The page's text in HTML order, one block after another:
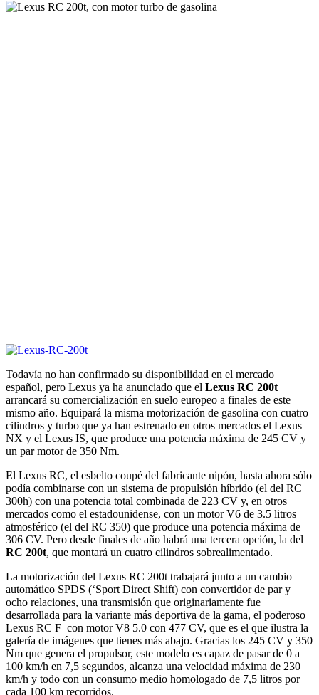
Todavía no han confirmado su disponibilidad en el mercado
español, pero Lexus ya ha anunciado que el Lexus RC 200t
arrancará su comercialización en suelo europeo a finales de este
mismo año. Equipará la misma motorización de gasolina con cuatro
cilindros y turbo que ya han estrenado en otros mercados el Lexus
NX y el Lexus IS, que produce una potencia máxima de 245 CV y
un par motor de 350 Nm.
El Lexus RC, el esbelto coupé del fabricante nipón, hasta ahora sólo
podía combinarse con un sistema de propulsión híbrido (el del RC
300h) con una potencia total combinada de 223 CV y, en otros
mercados como el estadounidense, con un motor V6 de 3.5 litros
atmosférico (el del RC 350) que produce una potencia máxima de
306 CV. Pero desde finales de año habrá una tercera opción, la del
RC 200t, que montará un cuatro cilindros sobrealimentado.
La motorización del Lexus RC 200t trabajará junto a un cambio
automático SPDS (‘Sport Direct Shift) con convertidor de par y
ocho relaciones, una transmisión que originariamente fue
desarrollada para la variante más deportiva de la gama, el poderoso
Lexus RC F con motor V8 5.0 con 477 CV, que es el que ilustra la
galería de imágenes que tienes más abajo. Gracias los 245 CV y 350
Nm que genera el propulsor, este modelo es capaz de pasar de 0 a
100 km/h en 7,5 segundos, alcanza una velocidad máxima de 230
km/h y todo con un consumo medio homologado de 7,5 litros por
cada 100 km recorridos.